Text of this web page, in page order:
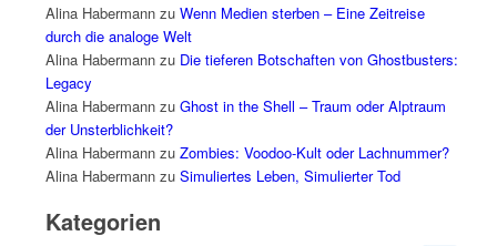
Alina Habermannzu Wenn Medien sterben – Eine Zeitreise
durch die analoge Welt
Alina Habermannzu Die tieferen Botschaften von Ghostbusters:
Legacy
Alina Habermannzu Ghost in the Shell – Traum oder Alptraum
der Unsterblichkeit?
Alina Habermannzu Zombies: Voodoo-Kult oder Lachnummer?
Alina Habermannzu Simuliertes Leben, Simulierter Tod
Kategorien